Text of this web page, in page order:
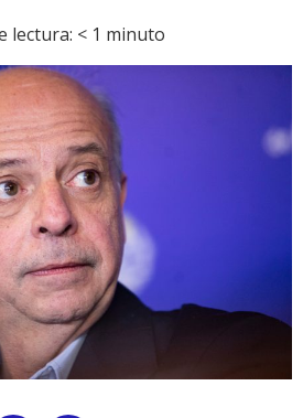
lectura: < 1 minuto